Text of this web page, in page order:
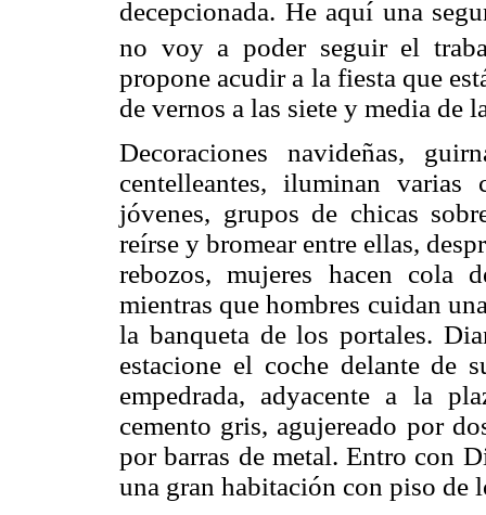
decepcionada. He aquí una
no voy a poder seguir el
propone acudir a la fiesta que
de vernos a las siete y media de
Decoraciones navideñas,
centelleantes, iluminan
jóvenes, grupos de chicas
reírse y bromear entre ellas,
rebozos, mujeres hacen cola
mientras que hombres cuidan
la banqueta de los portales.
estacione el coche delante de
empedrada, adyacente a la
cemento gris, agujereado por
por barras de metal. Entro con
una gran habitación con piso de